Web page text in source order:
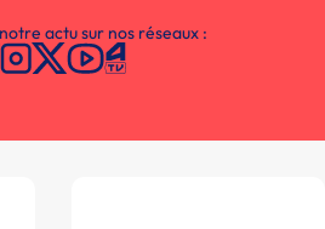
actu sur nos réseaux :